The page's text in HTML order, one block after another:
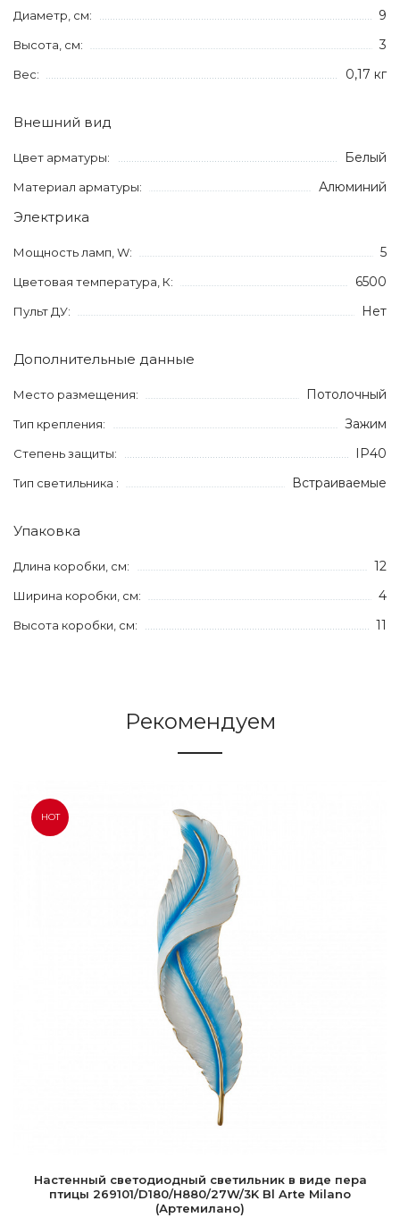
Диаметр, см: 9
Высота, см: 3
Вес: 0,17 кг
Внешний вид
Цвет арматуры: Белый
Материал арматуры: Алюминий
Электрика
Мощность ламп, W: 5
Цветовая температура, К: 6500
Пульт ДУ: Нет
Дополнительные данные
Место размещения: Потолочный
Тип крепления: Зажим
Степень защиты: IP40
Тип светильника : Встраиваемые
Упаковка
Длина коробки, см: 12
Ширина коробки, см: 4
Высота коробки, см: 11
Рекомендуем
HOT
Настенный светодиодный светильник в виде пера
птицы 269101/D180/H880/27W/3K Bl Arte Milano
(Артемилано)